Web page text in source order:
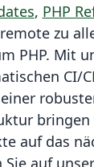
, PHP
zu
PHP. Mit
CI/
bringen
auf das
Sie auf